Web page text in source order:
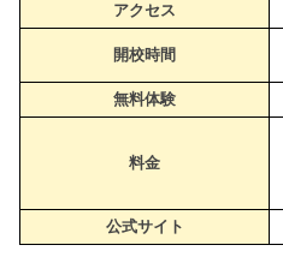
アクセス
開校時間
無料体験
料金
公式サイト